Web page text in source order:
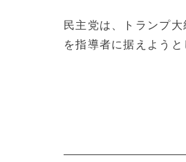
民主党は、トランプ
を指導者に据えよう